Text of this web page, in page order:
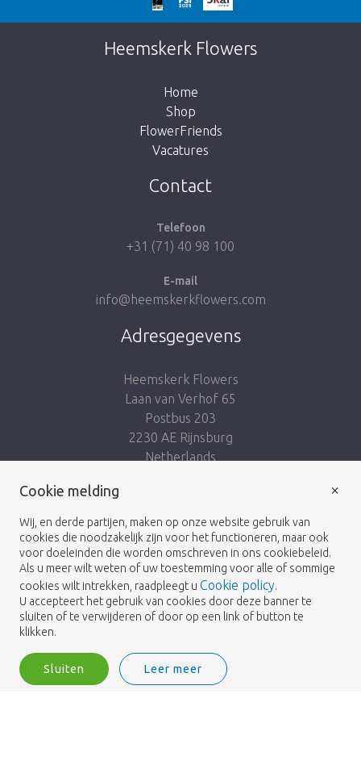
Te laat!
Dit artikel is helaas uitverkocht. Klik op de
knop hieronder om terug te gaan naar de
Breng me naar de shop
Heemskerk Flowers
Home
Shop
FlowerFriends
Vacatures
Contact
Telefoon
+31 (71) 40 98 100
E-mail
info@heemskerkflowers.com
Adresgegevens
Heemskerk Flowers
Laan van Verhof 65
Postbus 203
2230 AE Rijnsburg
Netherlands
© 2026 -Heemskerk Flowers Algemene voorwaarden
Heemskerk Flowers is a trading name of BGH A.Heemskerk AZN b.v.
Cookie melding
Wij, en derde partijen, maken op onze website gebruik van
cookies die noodzakelijk zijn voor het functioneren, maar ook
voor doeleinden die worden omschreven in ons cookiebeleid.
Als u meer wilt weten of uw toestemming voor alle of sommige
cookies wilt intrekken, raadpleegt u Cookie policy.
U accepteert het gebruik van cookies door deze banner te
sluiten of te verwijderen of door op een link of button te
klikken.
Sluiten Leer meer
×